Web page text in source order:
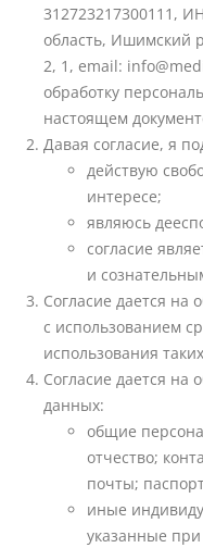
312723217300111,
область, Ишимский
2, 1, email:
обработку
настоящем
Давая согласие, я
действую
интересе;
являюсь
согласие
и
Согласие дается на
с использованием
использования
Согласие дается на
данных:
общие
отчество;
почты;
иные
указанные